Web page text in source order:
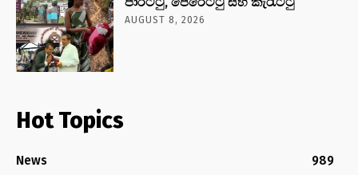
AUGUST 8, 2026
Hot Topics
News
989